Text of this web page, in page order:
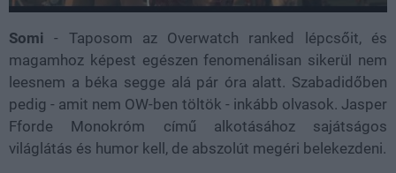
Somi - Taposom az Overwatch ranked lépcsőit, és
magamhoz képest egészen fenomenálisan sikerül nem
leesnem a béka segge alá pár óra alatt. Szabadidőben
pedig - amit nem OW-ben töltök - inkább olvasok. Jasper
Fforde Monokróm című alkotásához sajátságos
világlátás és humor kell, de abszolút megéri belekezdeni.